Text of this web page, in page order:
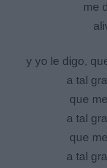
me
y yo le digo,
a tal
que
a tal
que
a tal